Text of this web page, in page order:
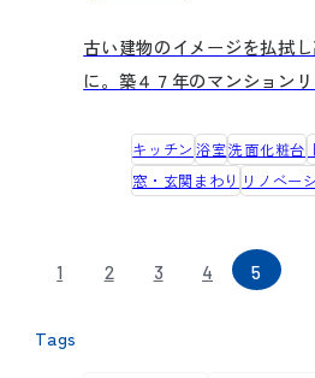
古い建物のイメージを払拭
に。築４７年のマンション
キッチン 浴室洗面化粧台
窓・玄関まわり リノベー
1 2 3 4 5
Tags